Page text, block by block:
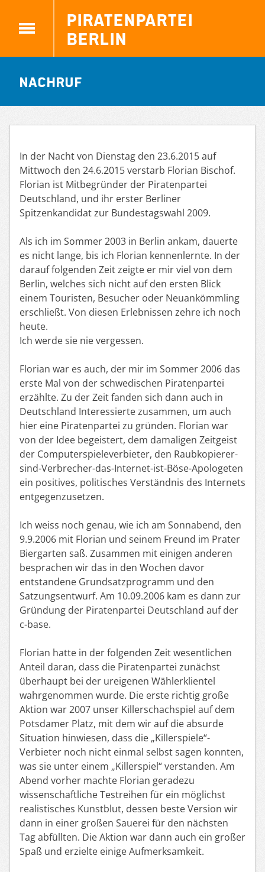
Piratenpartei
Berlin
Nachruf
In der Nacht von Dienstag den 23.6.2015 auf
Mittwoch den 24.6.2015 verstarb Florian Bischof.
Florian ist Mitbegründer der Piratenpartei
Deutschland, und ihr erster Berliner
Spitzenkandidat zur Bundestagswahl 2009.
Als ich im Sommer 2003 in Berlin ankam, dauerte
es nicht lange, bis ich Florian kennenlernte. In der
darauf folgenden Zeit zeigte er mir viel von dem
Berlin, welches sich nicht auf den ersten Blick
einem Touristen, Besucher oder Neuankömmling
erschließt. Von diesen Erlebnissen zehre ich noch
heute.
Ich werde sie nie vergessen.
Florian war es auch, der mir im Sommer 2006 das
erste Mal von der schwedischen Piratenpartei
erzählte. Zu der Zeit fanden sich dann auch in
Deutschland Interessierte zusammen, um auch
hier eine Piratenpartei zu gründen. Florian war
von der Idee begeistert, dem damaligen Zeitgeist
der Computerspieleverbieter, den Raubkopierer-
sind-Verbrecher-das-Internet-ist-Böse-Apologeten
ein positives, politisches Verständnis des Internets
entgegenzusetzen.
Ich weiss noch genau, wie ich am Sonnabend, den
9.9.2006 mit Florian und seinem Freund im Prater
Biergarten saß. Zusammen mit einigen anderen
besprachen wir das in den Wochen davor
entstandene Grundsatzprogramm und den
Satzungsentwurf. Am 10.09.2006 kam es dann zur
Gründung der Piratenpartei Deutschland auf der
c-base.
Florian hatte in der folgenden Zeit wesentlichen
Anteil daran, dass die Piratenpartei zunächst
überhaupt bei der ureigenen Wählerklientel
wahrgenommen wurde. Die erste richtig große
Aktion war 2007 unser Killerschachspiel auf dem
Potsdamer Platz, mit dem wir auf die absurde
Situation hinwiesen, dass die „Killerspiele“-
Verbieter noch nicht einmal selbst sagen konnten,
was sie unter einem „Killerspiel“ verstanden. Am
Abend vorher machte Florian geradezu
wissenschaftliche Testreihen für ein möglichst
realistisches Kunstblut, dessen beste Version wir
dann in einer großen Sauerei für den nächsten
Tag abfüllten. Die Aktion war dann auch ein großer
Spaß und erzielte einige Aufmerksamkeit.